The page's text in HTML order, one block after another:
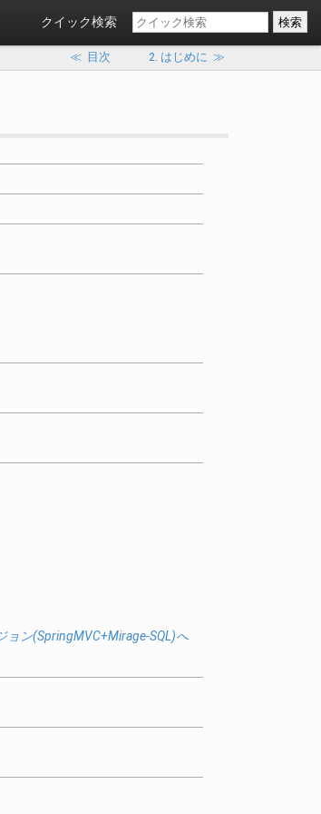
クイック検索
≪ 目次 2. はじめに ≫
ン(SpringMVC+Mirage-SQL)へ